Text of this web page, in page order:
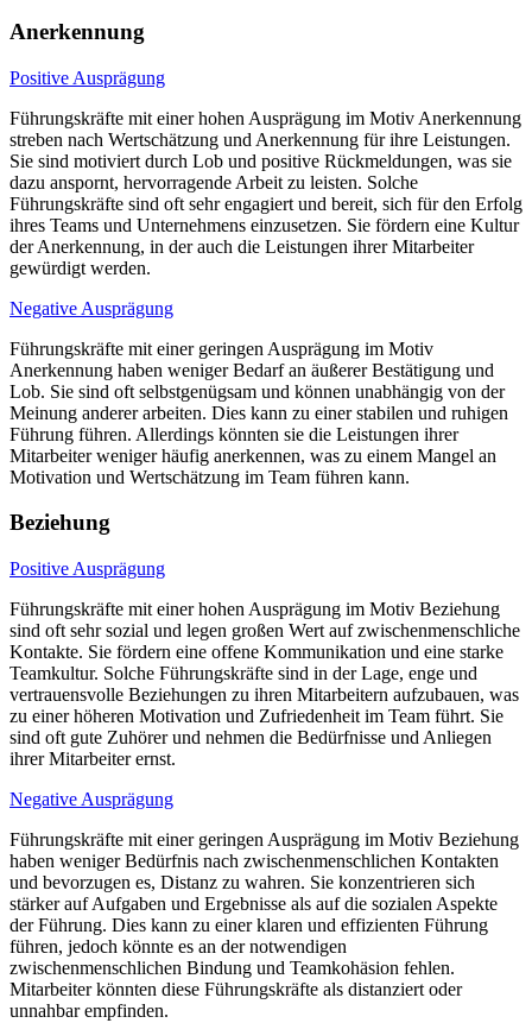
Anerkennung
Positive Ausprägung
Führungskräfte mit einer hohen Ausprägung im Motiv Anerkennung
streben nach Wertschätzung und Anerkennung für ihre Leistungen.
Sie sind motiviert durch Lob und positive Rückmeldungen, was sie
dazu anspornt, hervorragende Arbeit zu leisten. Solche
Führungskräfte sind oft sehr engagiert und bereit, sich für den Erfolg
ihres Teams und Unternehmens einzusetzen. Sie fördern eine Kultur
der Anerkennung, in der auch die Leistungen ihrer Mitarbeiter
gewürdigt werden.
Negative Ausprägung
Führungskräfte mit einer geringen Ausprägung im Motiv
Anerkennung haben weniger Bedarf an äußerer Bestätigung und
Lob. Sie sind oft selbstgenügsam und können unabhängig von der
Meinung anderer arbeiten. Dies kann zu einer stabilen und ruhigen
Führung führen. Allerdings könnten sie die Leistungen ihrer
Mitarbeiter weniger häufig anerkennen, was zu einem Mangel an
Motivation und Wertschätzung im Team führen kann.
Beziehung
Positive Ausprägung
Führungskräfte mit einer hohen Ausprägung im Motiv Beziehung
sind oft sehr sozial und legen großen Wert auf zwischenmenschliche
Kontakte. Sie fördern eine offene Kommunikation und eine starke
Teamkultur. Solche Führungskräfte sind in der Lage, enge und
vertrauensvolle Beziehungen zu ihren Mitarbeitern aufzubauen, was
zu einer höheren Motivation und Zufriedenheit im Team führt. Sie
sind oft gute Zuhörer und nehmen die Bedürfnisse und Anliegen
ihrer Mitarbeiter ernst.
Negative Ausprägung
Führungskräfte mit einer geringen Ausprägung im Motiv Beziehung
haben weniger Bedürfnis nach zwischenmenschlichen Kontakten
und bevorzugen es, Distanz zu wahren. Sie konzentrieren sich
stärker auf Aufgaben und Ergebnisse als auf die sozialen Aspekte
der Führung. Dies kann zu einer klaren und effizienten Führung
führen, jedoch könnte es an der notwendigen
zwischenmenschlichen Bindung und Teamkohäsion fehlen.
Mitarbeiter könnten diese Führungskräfte als distanziert oder
unnahbar empfinden.